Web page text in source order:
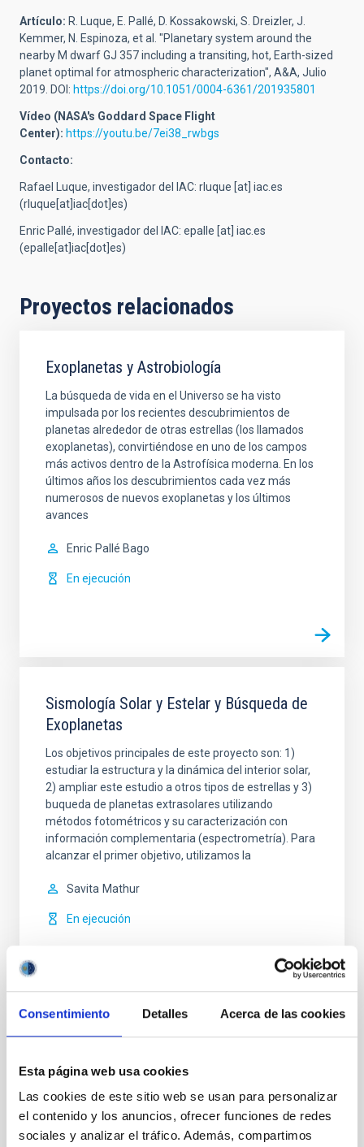
Consentimiento Detalles Acerca de las cookies
Esta página web usa cookies
Las cookies de este sitio web se usan para personalizar
el contenido y los anuncios, ofrecer funciones de redes
sociales y analizar el tráfico. Además, compartimos
Artículo: R. Luque, E. Pallé, D. Kossakowski, S. Dreizler, J.
Kemmer, N. Espinoza, et al. "Planetary system around the
nearby M dwarf GJ 357 including a transiting, hot, Earth-sized
planet optimal for atmospheric characterization", A&A, Julio
2019. DOI: https://doi.org/10.1051/0004-6361/201935801
Vídeo (NASA's Goddard Space Flight
Center): https://youtu.be/7ei38_rwbgs
Contacto:
Rafael Luque, investigador del IAC: rluque [at] iac.es
(rluque[at]iac[dot]es)
Enric Pallé, investigador del IAC: epalle [at] iac.es
(epalle[at]iac[dot]es)
Proyectos relacionados
Exoplanetas y Astrobiología
La búsqueda de vida en el Universo se ha visto
impulsada por los recientes descubrimientos de
planetas alrededor de otras estrellas (los llamados
exoplanetas), convirtiéndose en uno de los campos
más activos dentro de la Astrofísica moderna. En los
últimos años los descubrimientos cada vez más
numerosos de nuevos exoplanetas y los últimos
avances
Enric Pallé Bago
En ejecución
Sismología Solar y Estelar y Búsqueda de
Exoplanetas
Los objetivos principales de este proyecto son: 1)
estudiar la estructura y la dinámica del interior solar,
2) ampliar este estudio a otros tipos de estrellas y 3)
buqueda de planetas extrasolares utilizando
métodos fotométricos y su caracterización con
información complementaria (espectrometría). Para
alcanzar el primer objetivo, utilizamos la
Savita Mathur
En ejecución
Instalación